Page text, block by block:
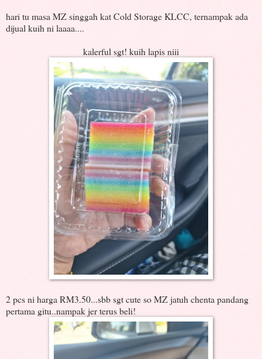
hari tu masa MZ singgah kat Cold Storage KLCC, ternampak ada
dijual kuih ni laaaa....
kalerful sgt! kuih lapis niii
2 pcs ni harga RM3.50...sbb sgt cute so MZ jatuh chenta pandang
pertama gitu..nampak jer terus beli!